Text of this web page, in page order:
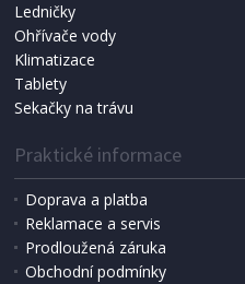
Ledničky
Ohřívače vody
Klimatizace
Tablety
Sekačky na trávu
Praktické informace
Doprava a platba
Reklamace a servis
Prodloužená záruka
Obchodní podmínky